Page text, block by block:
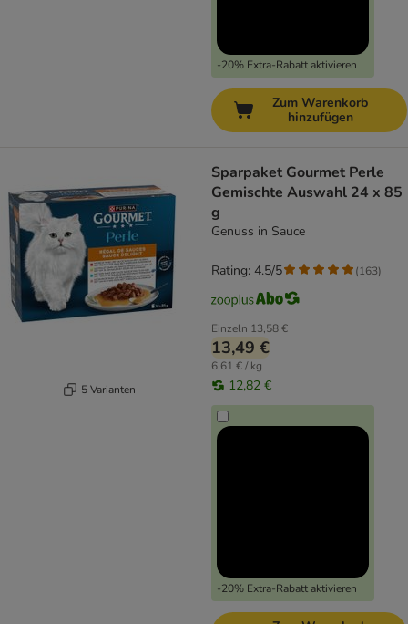
-20% Extra-Rabatt aktivieren
Zum Warenkorb
hinzufügen
5 Varianten
Sparpaket Gourmet Perle
Gemischte Auswahl 24 x 85
g
Genuss in Sauce
Einzeln 13,58 €
13,49 €
6,61 € / kg
12,82 €
-20% Extra-Rabatt aktivieren
Rating: 4.5/5 (163)